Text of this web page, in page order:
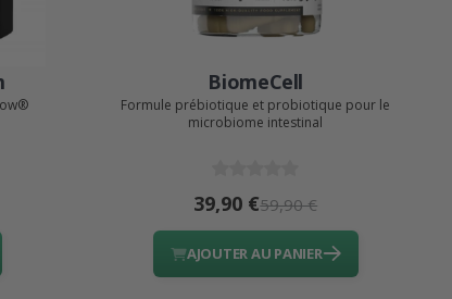
BiomeCell
Formule prébiotique et probiotique pour le
microbiome intestinal
39,90 €59,90 €
AJOUTER AU PANIER